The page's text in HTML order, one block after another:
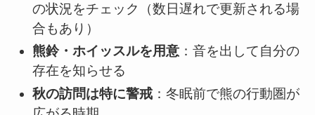
の状況をチェック（数日遅れで更新される場
合もあり）
熊鈴・ホイッスルを用意 ：音を出して自分の
存在を知らせる
秋の訪問は特に警戒 ：冬眠前で熊の行動圏が